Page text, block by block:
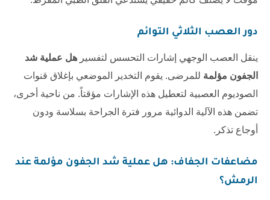
دور العصب الثلاثي التوائم
ينقل العصب الوجهي إشارات التحسس لتفسير هل عملية شد
الجفون مؤلمة للمرضى. يقوم التخدير الموضعي بإغلاق قنوات
الصوديوم العصبية لتعطيل هذه الإشارات مؤقتاً. من ناحية أخرى،
تضمن هذه الآلية الدوائية مرور فترة الجراحة بسلاسة ودون
أوجاع تذكر.
مضاعفات الجفاف: هل عملية شد الجفون مؤلمة عند
الرمش؟